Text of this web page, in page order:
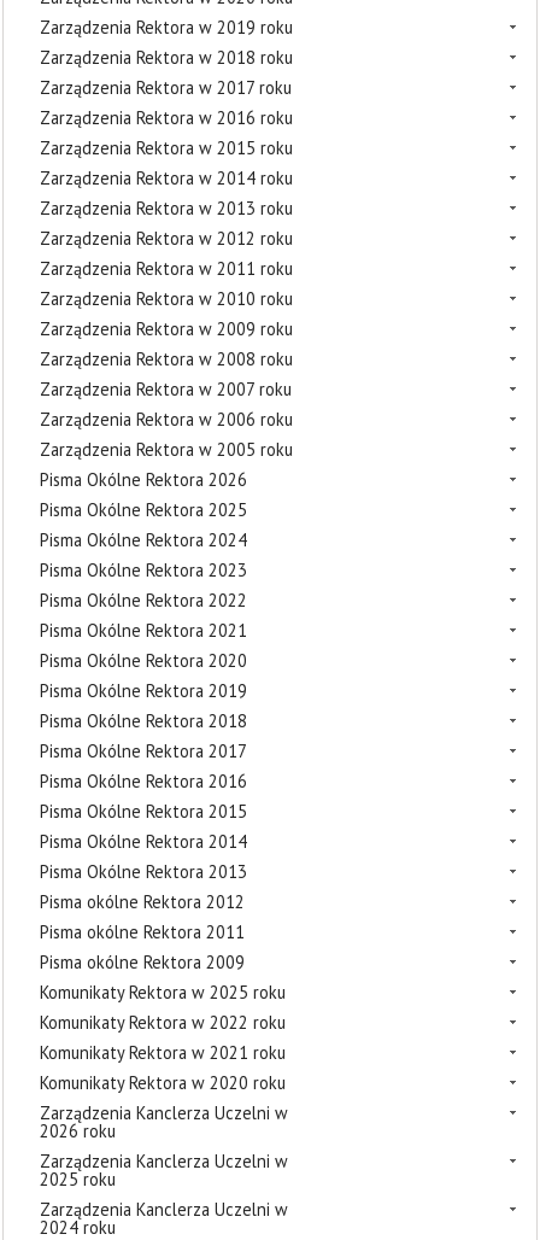
Zarządzenia Rektora w 2019 roku
Zarządzenia Rektora w 2018 roku
Zarządzenia Rektora w 2017 roku
Zarządzenia Rektora w 2016 roku
Zarządzenia Rektora w 2015 roku
Zarządzenia Rektora w 2014 roku
Zarządzenia Rektora w 2013 roku
Zarządzenia Rektora w 2012 roku
Zarządzenia Rektora w 2011 roku
Zarządzenia Rektora w 2010 roku
Zarządzenia Rektora w 2009 roku
Zarządzenia Rektora w 2008 roku
Zarządzenia Rektora w 2007 roku
Zarządzenia Rektora w 2006 roku
Zarządzenia Rektora w 2005 roku
Pisma Okólne Rektora 2026
Pisma Okólne Rektora 2025
Pisma Okólne Rektora 2024
Pisma Okólne Rektora 2023
Pisma Okólne Rektora 2022
Pisma Okólne Rektora 2021
Pisma Okólne Rektora 2020
Pisma Okólne Rektora 2019
Pisma Okólne Rektora 2018
Pisma Okólne Rektora 2017
Pisma Okólne Rektora 2016
Pisma Okólne Rektora 2015
Pisma Okólne Rektora 2014
Pisma Okólne Rektora 2013
Pisma okólne Rektora 2012
Pisma okólne Rektora 2011
Pisma okólne Rektora 2009
Komunikaty Rektora w 2025 roku
Komunikaty Rektora w 2022 roku
Komunikaty Rektora w 2021 roku
Komunikaty Rektora w 2020 roku
Zarządzenia Kanclerza Uczelni w
2026 roku
Zarządzenia Kanclerza Uczelni w
2025 roku
Zarządzenia Kanclerza Uczelni w
2024 roku